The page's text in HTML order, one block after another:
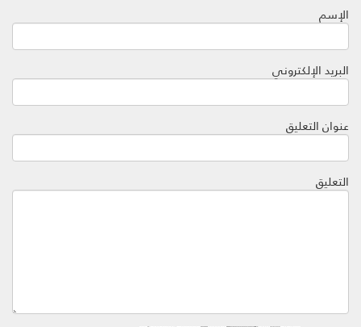
الإسم
البريد الإلكتروني
عنوان التعليق
التعليق